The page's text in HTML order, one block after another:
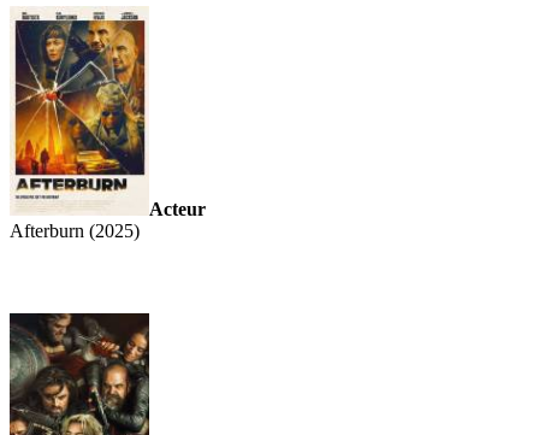
Acteur
Afterburn (2025)